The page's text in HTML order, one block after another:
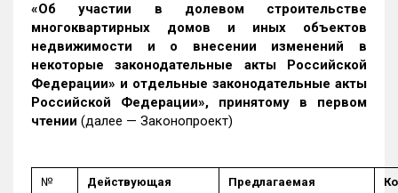
«Об участии в долевом строительстве
многоквартирных домов и иных объектов
недвижимости и о внесении изменений в
некоторые законодательные акты Российской
Федерации» и отдельные законодательные акты
Российской Федерации», принятому в первом
чтении (далее — Законопроект)
№
Действующая
Предлагаемая